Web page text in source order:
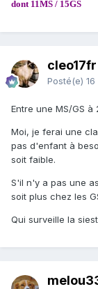
dont 11MS / 15GS
cleo17fr
Posté(e)
Entre une MS/GS à
Moi, je ferai une
pas d'enfant à
soit faible.
S'il n'y a pas une
soit plus chez les
Qui surveille la